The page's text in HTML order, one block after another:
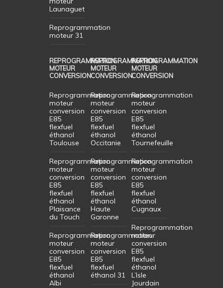
Launaguet
Reprogrammation
moteur 31
REPROGRAMMATION
MOTEUR
CONVERSION
Reprogrammation
moteur
conversion
E85
flexfuel
éthanol
Toulouse
Reprogrammation
moteur
conversion
E85
flexfuel
éthanol
Plaisance
du Touch
Reprogrammation
moteur
conversion
E85
flexfuel
éthanol
Albi
REPROGRAMMATION
MOTEUR
CONVERSION
Reprogrammation
moteur
conversion
E85
flexfuel
éthanol
Occitanie
Reprogrammation
moteur
conversion
E85
flexfuel
éthanol
Haute
Garonne
Reprogrammation
moteur
conversion
E85
flexfuel
éthanol 31
REPROGRAMMATION
MOTEUR
CONVERSION
Reprogrammation
moteur
conversion
E85
flexfuel
éthanol
Tournefeuille
Reprogrammation
moteur
conversion
E85
flexfuel
éthanol
Cugnaux
Reprogrammation
moteur
conversion
E85
flexfuel
éthanol
L’Isle
Jourdain